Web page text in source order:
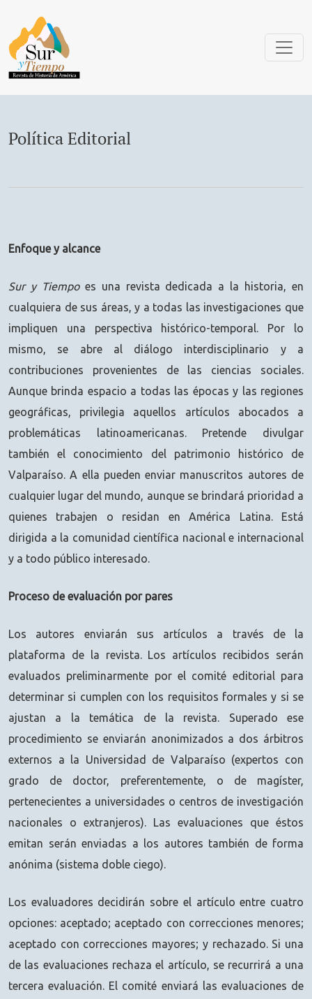
Política Editorial
Enfoque y alcance
Sur y Tiempoes una revista dedicada a la historia, en
cualquiera de sus áreas, y a todas las investigaciones que
impliquen una perspectiva histórico-temporal. Por lo
mismo, se abre al diálogo interdisciplinario y a
contribuciones provenientes de las ciencias sociales.
Aunque brinda espacio a todas las épocas y las regiones
geográficas, privilegia aquellos artículos abocados a
problemáticas latinoamericanas. Pretende divulgar
también el conocimiento del patrimonio histórico de
Valparaíso. A ella pueden enviar manuscritos autores de
cualquier lugar del mundo, aunque se brindará prioridad a
quienes trabajen o residan en América Latina. Está
dirigida a la comunidad científica nacional e internacional
y a todo público interesado.
Proceso de evaluación por pares
Los autores enviarán sus artículos a través de la
plataforma de la revista. Los artículos recibidos serán
evaluados preliminarmente por el comité editorial para
determinar si cumplen con los requisitos formales y si se
ajustan a la temática de la revista. Superado ese
procedimiento se enviarán anonimizados a dos árbitros
externos a la Universidad de Valparaíso (expertos con
grado de doctor, preferentemente, o de magíster,
pertenecientes a universidades o centros de investigación
nacionales o extranjeros). Las evaluaciones que éstos
emitan serán enviadas a los autores también de forma
anónima (sistema doble ciego).
Los evaluadores decidirán sobre el artículo entre cuatro
opciones: aceptado; aceptado con correcciones menores;
aceptado con correcciones mayores; y rechazado. Si una
de las evaluaciones rechaza el artículo, se recurrirá a una
tercera evaluación. El comité enviará las evaluaciones de